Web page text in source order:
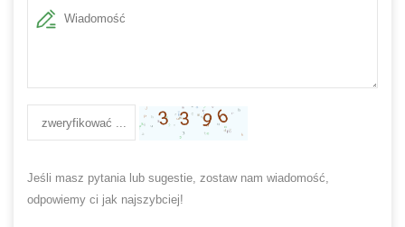
Jeśli masz pytania lub sugestie, zostaw nam wiadomość,
odpowiemy ci jak najszybciej!